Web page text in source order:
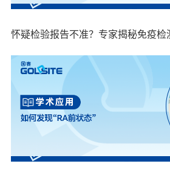
怀疑检验报告不准？专家揭秘免疫检